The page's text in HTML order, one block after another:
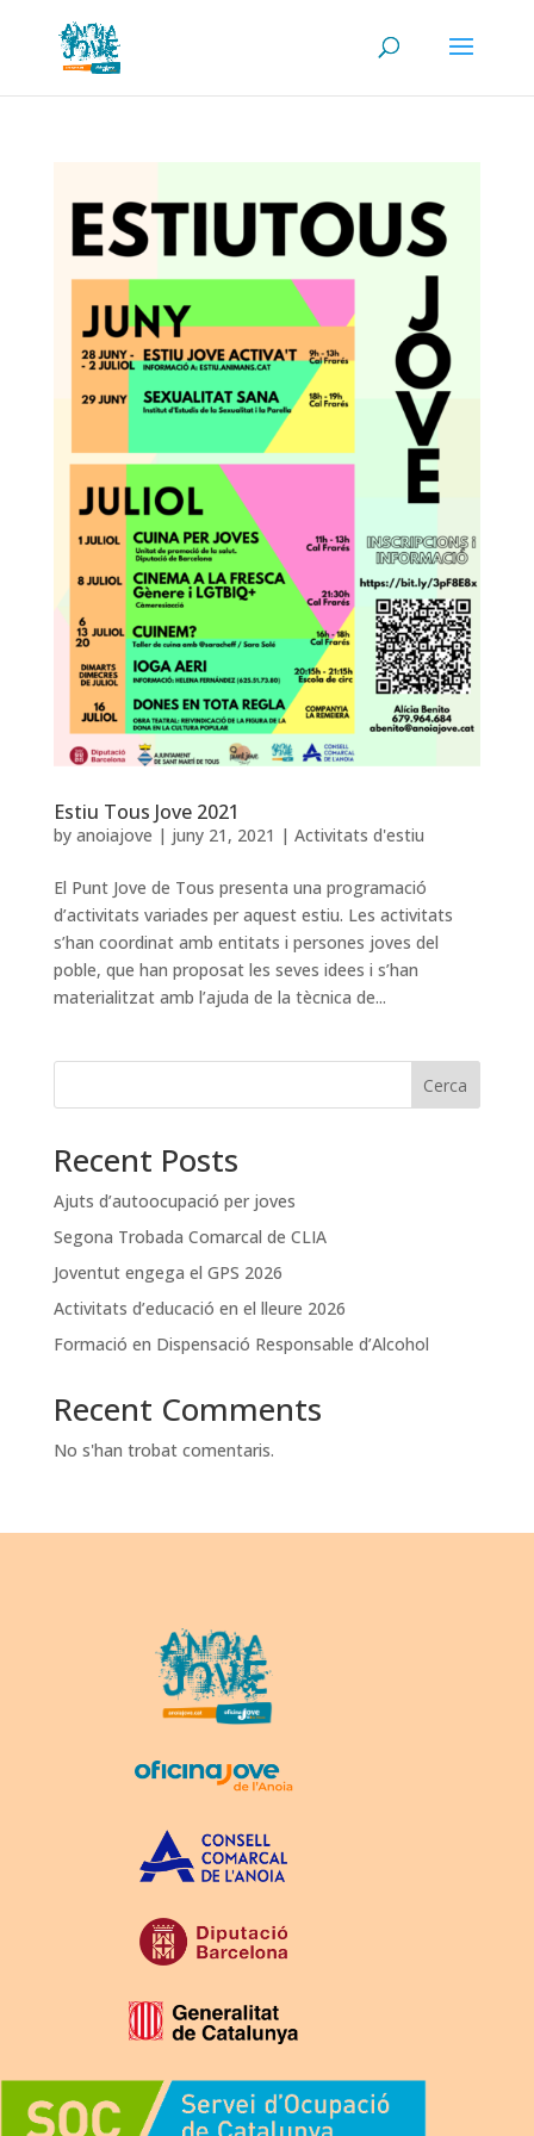
Estiu Tous Jove 2021
by anoiajove | juny 21, 2021 | Activitats d'estiu
El Punt Jove de Tous presenta una programació
d’activitats variades per aquest estiu. Les activitats
s’han coordinat amb entitats i persones joves del
poble, que han proposat les seves idees i s’han
materialitzat amb l’ajuda de la tècnica de...
Cerca
Recent Posts
Ajuts d’autoocupació per joves
Segona Trobada Comarcal de CLIA
Joventut engega el GPS 2026
Activitats d’educació en el lleure 2026
Formació en Dispensació Responsable d’Alcohol
Recent Comments
No s'han trobat comentaris.